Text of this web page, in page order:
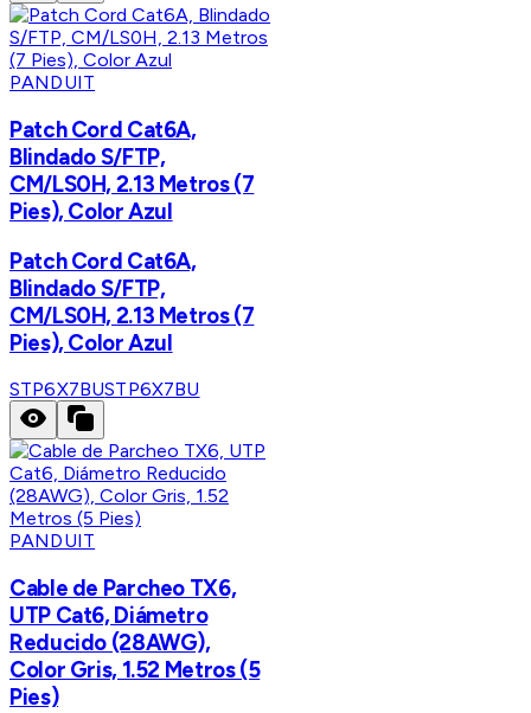
PANDUIT
Patch Cord Cat6A,
Blindado S/FTP,
CM/LS0H, 2.13 Metros (7
Pies), Color Azul
Patch Cord Cat6A,
Blindado S/FTP,
CM/LS0H, 2.13 Metros (7
Pies), Color Azul
STP6X7BUSTP6X7BU
PANDUIT
Cable de Parcheo TX6,
UTP Cat6, Diámetro
Reducido (28AWG),
Color Gris, 1.52 Metros (5
Pies)